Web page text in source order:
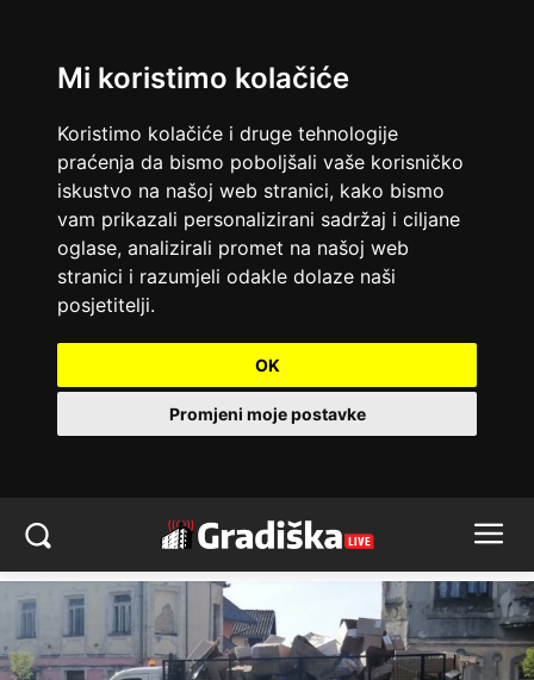
Mi koristimo kolačiće
Koristimo kolačiće i druge tehnologije
praćenja da bismo poboljšali vaše korisničko
iskustvo na našoj web stranici, kako bismo
vam prikazali personalizirani sadržaj i ciljane
oglase, analizirali promet na našoj web
stranici i razumjeli odakle dolaze naši
posjetitelji.
OK
Promjeni moje postavke